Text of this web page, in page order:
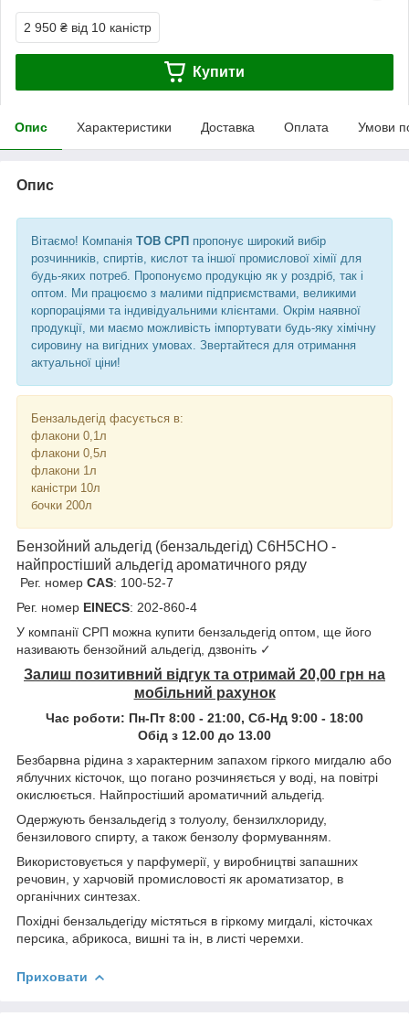
2 950 ₴ від 10 каністр
Купити
Опис Характеристики Доставка Оплата Умови
Опис
Вітаємо! Компанія ТОВ СРП пропонує широкий вибір
розчинників, спиртів, кислот та іншої промислової хімії для
будь-яких потреб. Пропонуємо продукцію як у роздріб, так і
оптом. Ми працюємо з малими підприємствами, великими
корпораціями та індивідуальними клієнтами. Окрім наявної
продукції, ми маємо можливість імпортувати будь-яку хімічну
сировину на вигідних умовах. Звертайтеся для отримання
актуальної ціни!
Бензальдегід фасується в:
флакони 0,1л
флакони 0,5л
флакони 1л
каністри 10л
бочки 200л
Бензойний альдегід (бензальдегід) C6H5CHO -
найпростіший альдегід ароматичного ряду
Рег. номер CAS: 100-52-7
Рег. номер EINECS: 202-860-4
У компанії СРП можна купити бензальдегід оптом, ще його
називають бензойний альдегід, дзвоніть ✓
Залиш позитивний відгук та отримай 20,00 грн на
мобільний рахунок
Час роботи: Пн-Пт 8:00 - 21:00, Сб-Нд 9:00 - 18:00
Обід з 12.00 до 13.00
Безбарвна рідина з характерним запахом гіркого мигдалю або
яблучних кісточок, що погано розчиняється у воді, на повітрі
окислюється. Найпростіший ароматичний альдегід.
Одержують бензальдегід з толуолу, бензилхлориду,
бензилового спирту, а також бензолу формуванням.
Використовується у парфумерії, у виробництві запашних
речовин, у харчовій промисловості як ароматизатор, в
органічних синтезах.
Похідні бензальдегіду містяться в гіркому мигдалі, кісточках
персика, абрикоса, вишні та ін, в листі черемхи.
Приховати